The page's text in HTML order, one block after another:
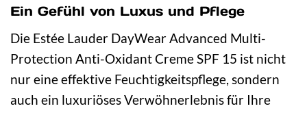
Ein Gefühl von Luxus und Pflege
Die Estée Lauder DayWear Advanced Multi-
Protection Anti-Oxidant Creme SPF 15 ist nicht
nur eine effektive Feuchtigkeitspflege, sondern
auch ein luxuriöses Verwöhnerlebnis für Ihre